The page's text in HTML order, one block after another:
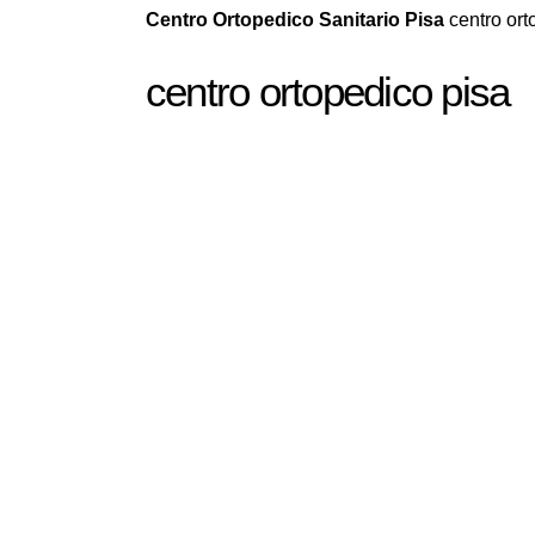
Centro Ortopedico Sanitario Pisa centro
centro ortopedico pisa